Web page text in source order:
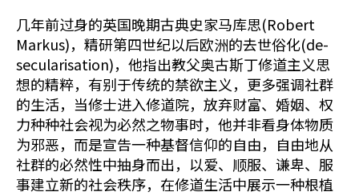
几年前过身的英国晚期古典史家马库思(Robert
Markus)，精研第四世纪以后欧洲的去世俗化(de-
secularisation)，他指出教父奥古斯丁修道主义思
想的精粹，有别于传统的禁欲主义，更多强调社群
的生活，当修士进入修道院，放弃财富、婚姻、权
力种种社会视为必然之物事时，他并非看身体物质
为邪恶，而是宣告一种基督信仰的自由，自由地从
社群的必然性中抽身而出，以爱、顺服、谦卑、服
事建立新的社会秩序，在修道生活中展示一种根植